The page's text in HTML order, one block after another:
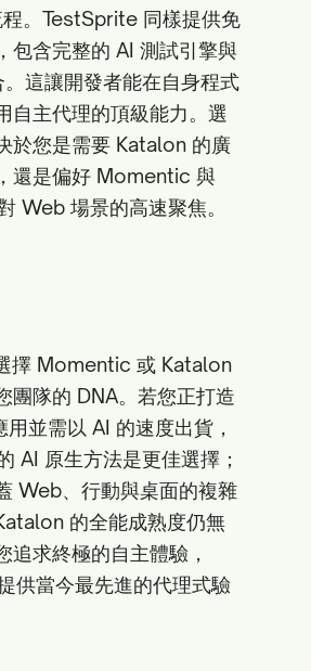
。TestSprite 同樣提供免
包含完整的 AI 測試引擎與
這讓開發者能在自身程式
自主代理的頂級能力。選
於您是需要 Katalon 的廣
還是偏好 Momentic 與
Web 場景的高速聚焦。
擇 Momentic 或 Katalon
團隊的 DNA。若您正打造
並需以 AI 的速度出貨，
AI 原生方法是更佳選擇；
Web、行動與桌面的複雜
的全能成熟度仍無
追求終極的自主體驗，
供當今最先進的代理式驗